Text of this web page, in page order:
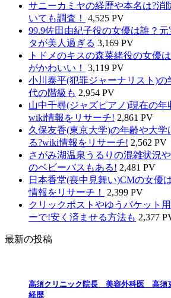
サニーカミヤの経歴や本名は?消
いても調査！
4,525 PV
99.9佐田由紀子役の女優は誰？
タが美人過ぎる 3,169 PV
トドメのキスの森菜緒役の女優
がかわいい！
3,119 PV
小川泰平(犯罪ジャーナリスト)の
代の階級も 2,954 PV
山中千尋(ジャズピアノ)現在の年
wiki情報をリサーチ! 2,861 PV
久保友香(東京大学)の年齢や大学
る?wiki情報をリサーチ! 2,562 PV
さがみ湖温泉うるりの混雑状況
のベビーバスもある! 2,481 PV
日本香堂(喪中見舞い)CMの女優
情報をリサーチ！
2,399 PV
クリックポストやゆうパケット
ーで!安く済ませる方法も 2,377
最新の投稿
高須クリニック院長 美容外科医 高須
経歴